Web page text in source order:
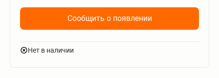
Сообщить о появлении
Нет в наличии